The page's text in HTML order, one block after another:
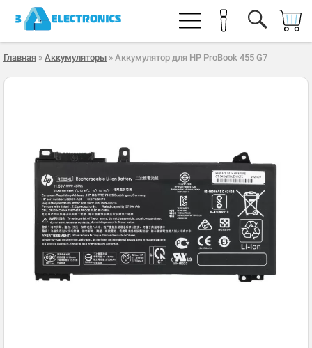
Главная » Аккумуляторы » Аккумулятор для HP ProBook 455 G7